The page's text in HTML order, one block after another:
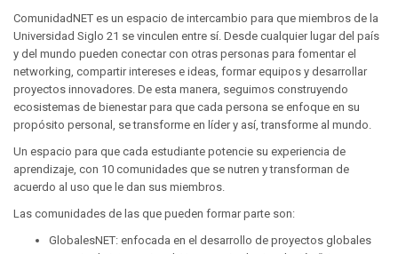
ComunidadNET es un espacio de intercambio para que miembros de la
Universidad Siglo 21 se vinculen entre sí. Desde cualquier lugar del país
y del mundo pueden conectar con otras personas para fomentar el
networking, compartir intereses e ideas, formar equipos y desarrollar
proyectos innovadores. De esta manera, seguimos construyendo
ecosistemas de bienestar para que cada persona se enfoque en su
propósito personal, se transforme en líder y así, transforme al mundo.
Un espacio para que cada estudiante potencie su experiencia de
aprendizaje, con 10 comunidades que se nutren y transforman de
acuerdo al uso que le dan sus miembros.
Las comunidades de las que pueden formar parte son:
GlobalesNET: enfocada en el desarrollo de proyectos globales